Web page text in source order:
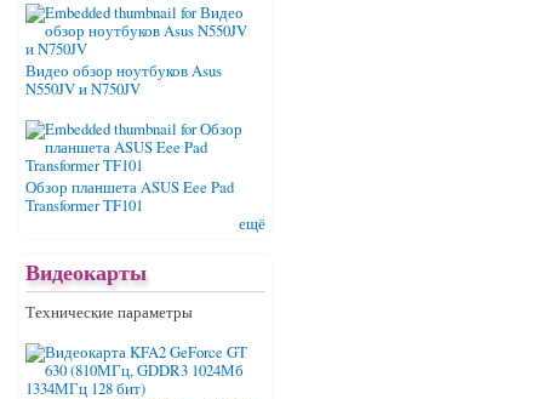
Видео обзор ноутбуков Asus
N550JV и N750JV
Обзор планшета ASUS Eee Pad
Transformer TF101
ещё
Видеокарты
Технические параметры